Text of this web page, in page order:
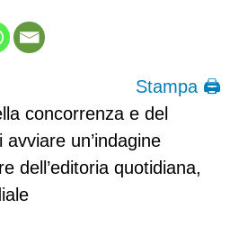
Stampa 🖨
concorrenza e del
un’indagine
dell’editoria quotidiana,